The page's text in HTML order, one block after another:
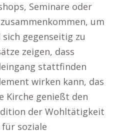
Seminare oder
um
gegenseitig zu
zeigen, dass
stattfinden
wirken kann, das
Kirche genießt den
der Wohltätigkeit
soziale